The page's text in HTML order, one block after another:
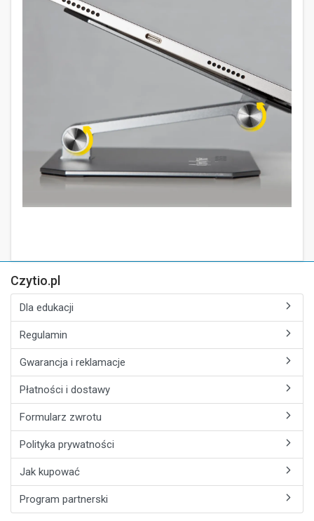
Czytio.pl
Dla edukacji
Regulamin
Gwarancja i reklamacje
Płatności i dostawy
Formularz zwrotu
Polityka prywatności
Jak kupować
Program partnerski